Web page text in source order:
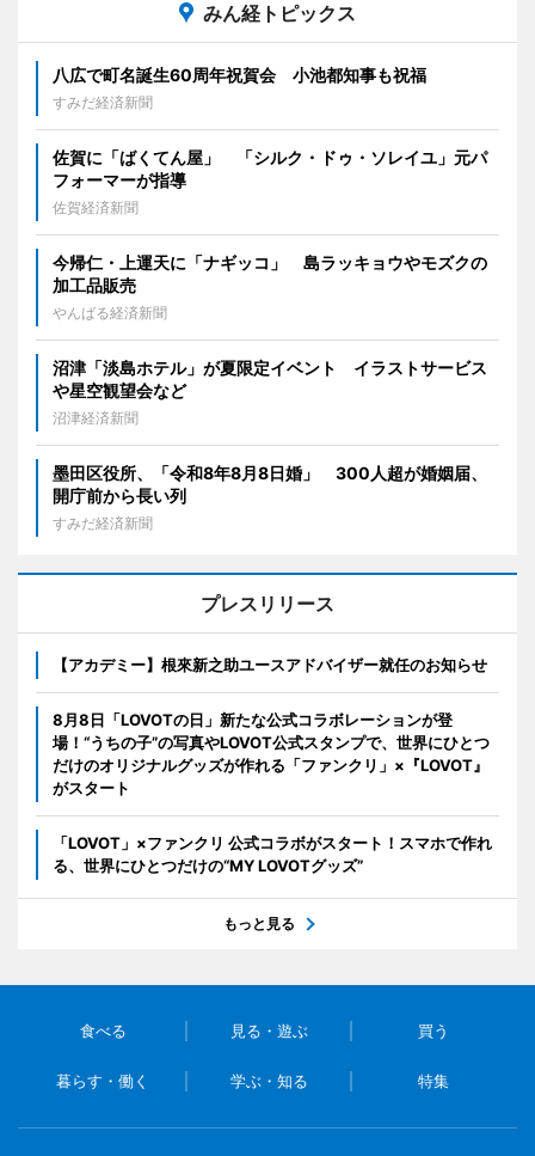
みん経トピックス
八広で町名誕生60周年祝賀会 小池都知事も祝福
すみだ経済新聞
佐賀に「ばくてん屋」 「シルク・ドゥ・ソレイユ」元パ
フォーマーが指導
佐賀経済新聞
今帰仁・上運天に「ナギッコ」 島ラッキョウやモズクの
加工品販売
やんばる経済新聞
沼津「淡島ホテル」が夏限定イベント イラストサービス
や星空観望会など
沼津経済新聞
墨田区役所、「令和8年8月8日婚」 300人超が婚姻届、
開庁前から長い列
すみだ経済新聞
プレスリリース
【アカデミー】根來新之助ユースアドバイザー就任のお知らせ
8月8日「LOVOTの日」新たな公式コラボレーションが登
場！“うちの子”の写真やLOVOT公式スタンプで、世界にひとつ
だけのオリジナルグッズが作れる「ファンクリ」×『LOVOT』
がスタート
「LOVOT」×ファンクリ 公式コラボがスタート！スマホで作れ
る、世界にひとつだけの“MY LOVOTグッズ”
もっと見る
食べる 見る・遊ぶ 買う
暮らす・働く 学ぶ・知る 特集